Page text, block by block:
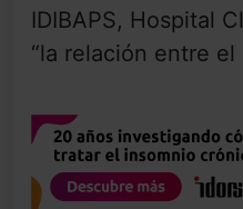
IDIBAPS, Hospital
“la relación entre